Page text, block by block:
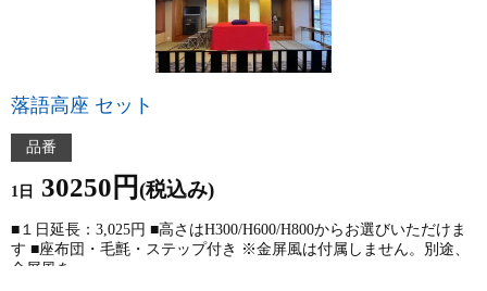
落語高座 セット
品番
1日 30250円(税込み)
■１日延長：3,025円 ■高さはH300/H600/H800からお選びいただけま
す ■座布団・毛氈・ステップ付き ※金屏風は付属しません。別途、
金屏風を…